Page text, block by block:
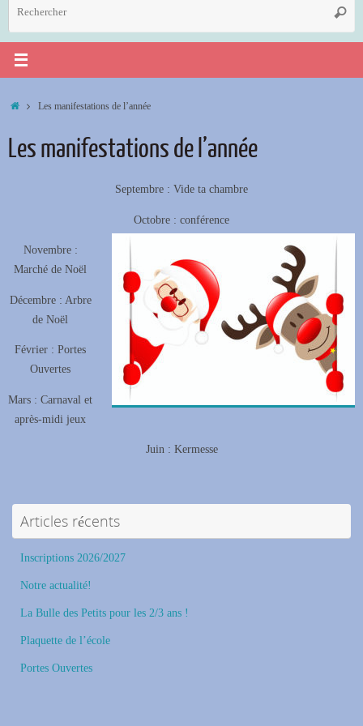
:
AccueilLes manifestations de l’année
Les manifestations de l’année
Septembre : Vide ta chambre
Octobre : conférence
Novembre :
Marché de Noël
Décembre : Arbre
de Noël
Février : Portes
Ouvertes
Mars : Carnaval et
après-midi jeux
Juin : Kermesse
Articles récents
Inscriptions 2026/2027
Notre actualité!
La Bulle des Petits pour les 2/3 ans !
Plaquette de l’école
Portes Ouvertes